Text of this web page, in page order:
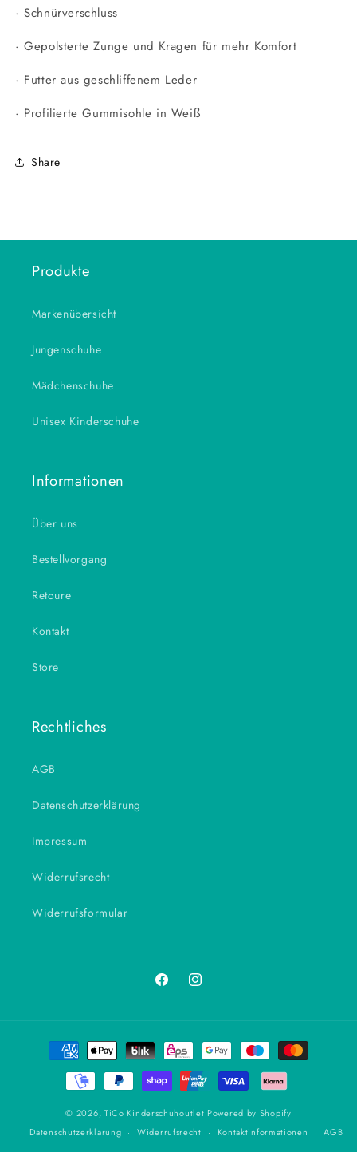
· Schnürverschluss
· Gepolsterte Zunge und Kragen für mehr Komfort
· Futter aus geschliffenem Leder
· Profilierte Gummisohle in Weiß
Share
Produkte
Markenübersicht
Jungenschuhe
Mädchenschuhe
Unisex Kinderschuhe
Informationen
Über uns
Bestellvorgang
Retoure
Kontakt
Store
Rechtliches
AGB
Datenschutzerklärung
Impressum
Widerrufsrecht
Widerrufsformular
FacebookInstagram
Zahlungsmethoden
© 2026, TiCo Kinderschuhoutlet Powered by Shopify
Datenschutzerklärung
Widerrufsrecht Kontaktinformationen AGB